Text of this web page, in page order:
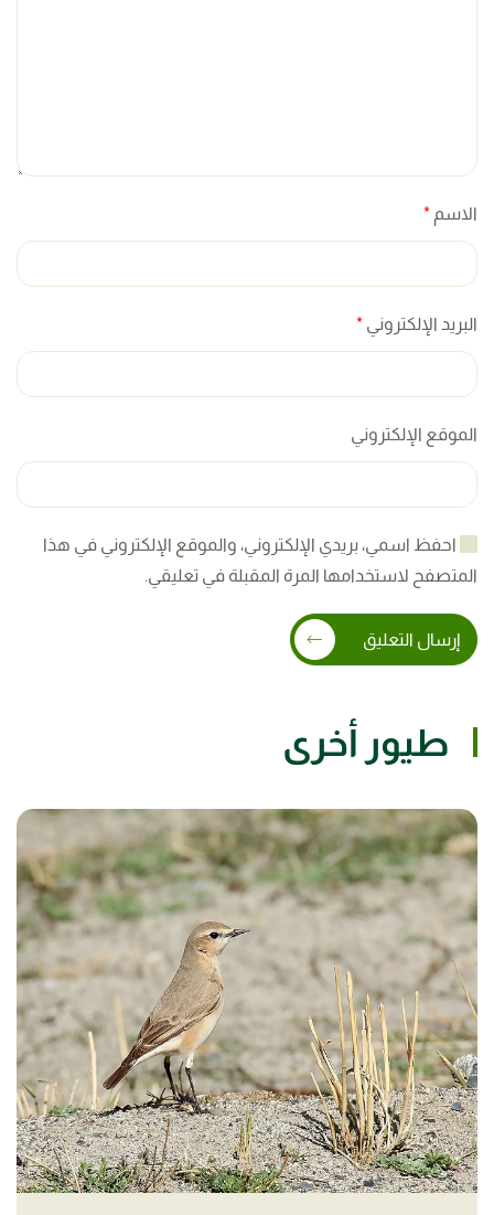
الاسم *
البريد الإلكتروني *
الموقع الإلكتروني
احفظ اسمي، بريدي الإلكتروني، والموقع الإلكتروني في هذا
المتصفح لاستخدامها المرة المقبلة في تعليقي.
إرسال التعليق
طيور أخرى